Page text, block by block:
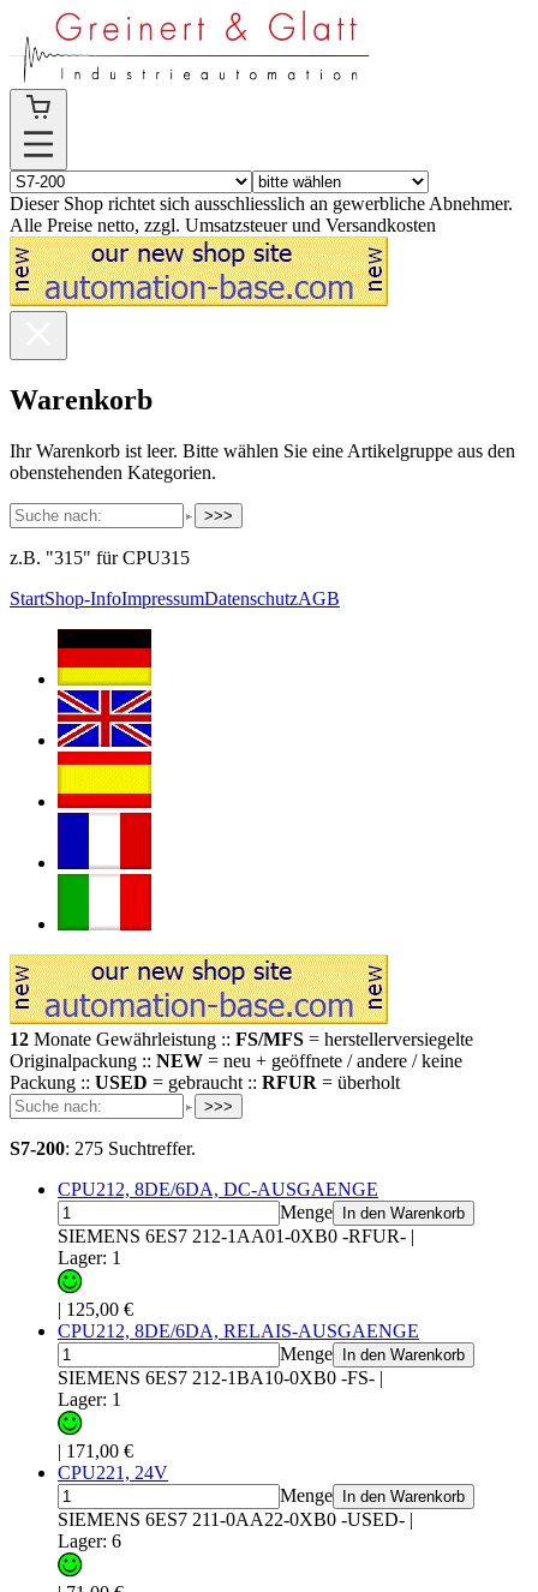
Dieser Shop richtet sich ausschliesslich an gewerbliche Abnehmer.
Alle Preise netto, zzgl. Umsatzsteuer und Versandkosten
Warenkorb
Ihr Warenkorb ist leer. Bitte wählen Sie eine Artikelgruppe aus den
obenstehenden Kategorien.
>>>
z.B. "315" für CPU315
StartShop-InfoImpressumDatenschutzAGB
12 Monate Gewährleistung :: FS/MFS = herstellerversiegelte
Originalpackung :: NEW = neu + geöffnete / andere / keine
Packung :: USED = gebraucht :: RFUR = überholt
>>>
S7-200: 275 Suchtreffer.
CPU212, 8DE/6DA, DC-AUSGAENGE
Menge
In den Warenkorb
SIEMENS 6ES7 212-1AA01-0XB0 -RFUR- |
Lager: 1
| 125,00 €
CPU212, 8DE/6DA, RELAIS-AUSGAENGE
Menge
In den Warenkorb
SIEMENS 6ES7 212-1BA10-0XB0 -FS- |
Lager: 1
| 171,00 €
CPU221, 24V
Menge
In den Warenkorb
SIEMENS 6ES7 211-0AA22-0XB0 -USED- |
Lager: 6